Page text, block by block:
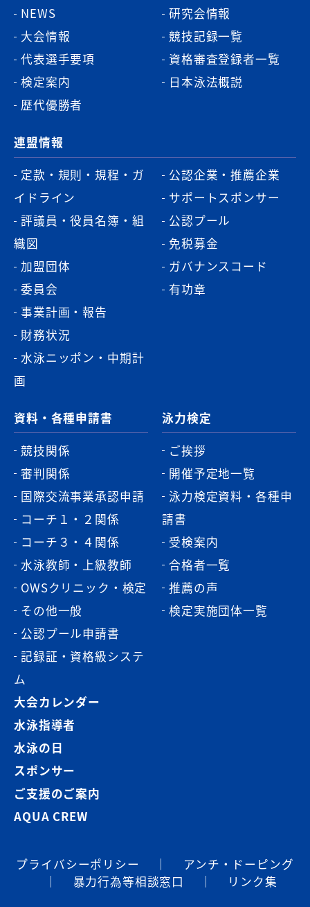
NEWS
大会情報
代表選手要項
検定案内
歴代優勝者
研究会情報
競技記録一覧
資格審査登録者一覧
日本泳法概説
連盟情報
定款・規則・規程・ガ
イドライン
評議員・役員名簿・組
織図
加盟団体
委員会
事業計画・報告
財務状況
水泳ニッポン・中期計
画
公認企業・推薦企業
サポートスポンサー
公認プール
免税募金
ガバナンスコード
有功章
資料・各種申請書
競技関係
審判関係
国際交流事業承認申請
コーチ１・２関係
コーチ３・４関係
水泳教師・上級教師
OWSクリニック・検定
その他一般
公認プール申請書
記録証・資格級システ
ム
泳力検定
ご挨拶
開催予定地一覧
泳力検定資料・各種申
請書
受検案内
合格者一覧
推薦の声
検定実施団体一覧
大会カレンダー
水泳指導者
水泳の日
スポンサー
ご支援のご案内
AQUA CREW
プライバシーポリシー ｜
アンチ・ドーピング
｜
暴⼒⾏為等相談窓⼝ ｜ リンク集